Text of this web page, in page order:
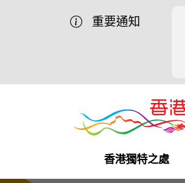
重要通知
香港獨特之處